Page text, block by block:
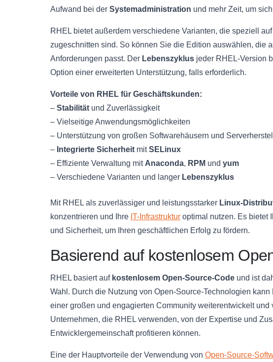
Aufwand bei der Systemadministration und mehr Zeit, um
RHEL bietet außerdem verschiedene Varianten, die speziell
zugeschnitten sind. So können Sie die Edition auswählen, die
Anforderungen passt. Der Lebenszyklus jeder RHEL-Version
Option einer erweiterten Unterstützung, falls erforderlich.
Vorteile von RHEL für Geschäftskunden:
– Stabilität und Zuverlässigkeit
– Vielseitige Anwendungsmöglichkeiten
– Unterstützung von großen Softwarehäusern und
– Integrierte Sicherheit mitSELinux
– Effiziente Verwaltung mit Anaconda, RPM und yum
– Verschiedene Varianten und langer Lebenszyklus
Mit RHEL als zuverlässiger und leistungsstarker Linux-
konzentrieren und Ihre IT-Infrastruktur optimal nutzen. Es bietet
und Sicherheit, um Ihren geschäftlichen Erfolg zu fördern.
Basierend auf kostenlosem
RHEL basiert auf kostenlosem Open-Source-Code und ist
Wahl. Durch die Nutzung von Open-Source-Technologien
einer großen und engagierten Community weiterentwickelt
Unternehmen, die RHEL verwenden, von der Expertise und
Entwicklergemeinschaft profitieren können.
Eine der Hauptvorteile der Verwendung von Open-Source-